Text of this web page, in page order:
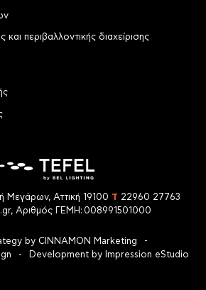
και περιβαλλοντικής διαχείρισης
Μεγάρων, Αττική 19100 T 22960 27763
, Αριθμός ΓΕΜΗ: 008991501000
by CINNAMON Marketing
-
- Development by Impression eStudio